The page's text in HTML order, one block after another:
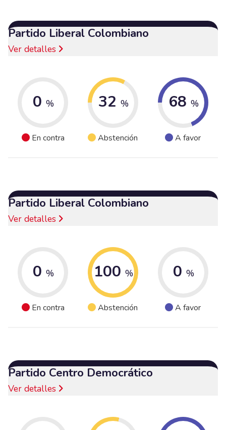
Partido Liberal Colombiano
Ver detalles
0 %
En contra
32 %
Abstención
68 %
A favor
Partido Liberal Colombiano
Ver detalles
0 %
En contra
100 %
Abstención
0 %
A favor
Partido Centro Democrático
Ver detalles